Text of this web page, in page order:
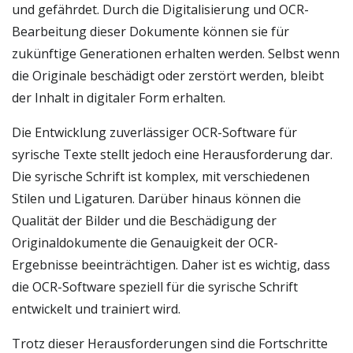
und gefährdet. Durch die Digitalisierung und OCR-
Bearbeitung dieser Dokumente können sie für
zukünftige Generationen erhalten werden. Selbst wenn
die Originale beschädigt oder zerstört werden, bleibt
der Inhalt in digitaler Form erhalten.
Die Entwicklung zuverlässiger OCR-Software für
syrische Texte stellt jedoch eine Herausforderung dar.
Die syrische Schrift ist komplex, mit verschiedenen
Stilen und Ligaturen. Darüber hinaus können die
Qualität der Bilder und die Beschädigung der
Originaldokumente die Genauigkeit der OCR-
Ergebnisse beeinträchtigen. Daher ist es wichtig, dass
die OCR-Software speziell für die syrische Schrift
entwickelt und trainiert wird.
Trotz dieser Herausforderungen sind die Fortschritte